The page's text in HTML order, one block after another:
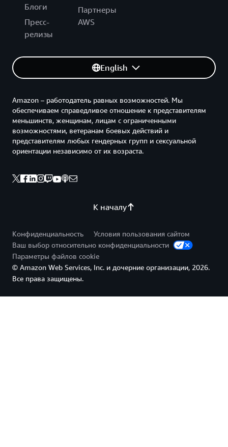
Блоги
Пресс-
релизы
Партнеры
AWS
English
К началу
Amazon – работодатель равных возможностей. Мы
обеспечиваем справедливое отношение к представителям
меньшинств, женщинам, лицам с ограниченными
возможностями, ветеранам боевых действий и
представителям любых гендерных групп и сексуальной
ориентации независимо от их возраста.
Конфиденциальность
Условия пользования сайтом
Ваш выбор относительно конфиденциальности
Параметры файлов cookie
© Amazon Web Services, Inc. и дочерние организации, 2026.
Все права защищены.